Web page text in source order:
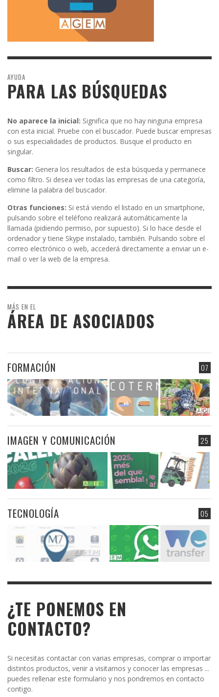
AYUDA
PARA LAS BÚSQUEDAS
No aparece la inicial: Significa que no hay ninguna empresa
con esta inicial. Pruebe con el buscador. Puede buscar empresas
o sus especialidades de productos. Busque el producto en
singular.
Buscar: Genera los resultados de esta búsqueda y permanece
como filtro. Si desea ver todas las empresas de una categoría,
elimine la palabra del buscador.
Otras funciones: Si está viendo el listado en un smartphone,
pulsando sobre el teléfono realizará automáticamente la
llamada (pidiendo permiso, por supuesto). Si lo hace desde el
ordenador y tiene Skype instalado, también. Pulsando sobre el
correo electrónico o web, accederá directamente a enviar un e-
mail o ver la web de la empresa.
MÁS EN EL
ÁREA DE ASOCIADOS
07
FORMACIÓN
25
IMAGEN Y COMUNICACIÓN
05
TECNOLOGÍA
¿TE PONEMOS EN
CONTACTO?
Si necesitas contactar con varias empresas, comprar o importar
distintos productos, venir a visitarnos y conocer las empresas ...
puedes rellenar este formulario y nos pondremos en contacto
contigo.